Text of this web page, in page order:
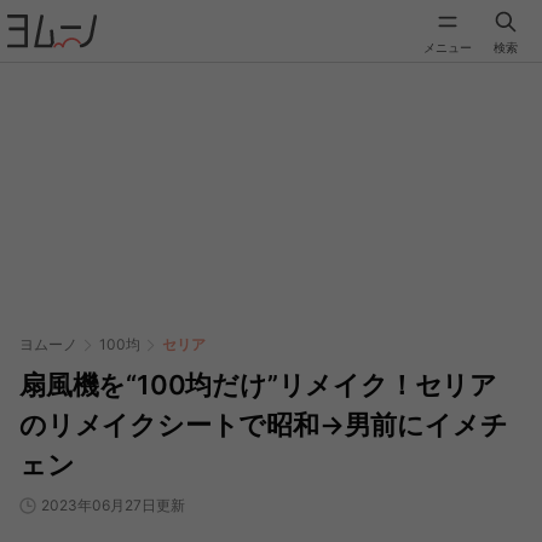
メニュー 検索
ヨムーノ 100均 セリア
扇風機を“100均だけ”リメイク！セリア
のリメイクシートで昭和→男前にイメチ
ェン
2023年06月27日更新